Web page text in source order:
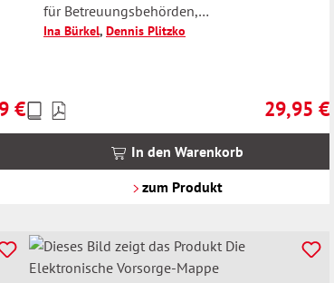
Preis:
€
für Betreuungsbehörden,
Betreuungsvereine und berufliche Betreuer
Ina Bürkel, Dennis Plitzko
29,95 €
Preise
inkl.
In den Warenkorb
zum Produkt